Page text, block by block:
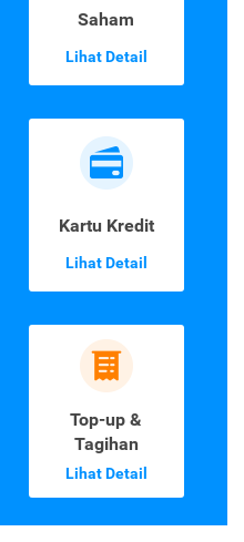
Saham
Lihat Detail
Kartu Kredit
Lihat Detail
Top-up &
Tagihan
Lihat Detail